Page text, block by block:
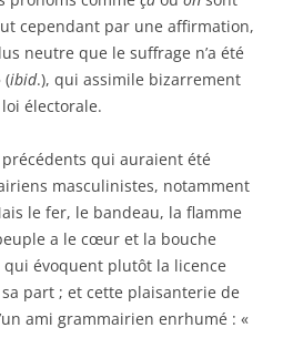
cependant par une affirmation,
neutre que le suffrage n’a été
(ibid.), qui assimile bizarrement
électorale.
précédents qui auraient été
masculinistes, notamment
le fer, le bandeau, la flamme
a le cœur et la bouche
qui évoquent plutôt la licence
part ; et cette plaisanterie de
ami grammairien enrhumé : «